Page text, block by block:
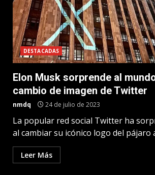
DESTACADAS
Elon Musk sorprende al
cambio de imagen de Twitter
nmdq 24 de julio de 2023
La popular red social Twitter ha
al cambiar su icónico logo del pájaro
Leer Más